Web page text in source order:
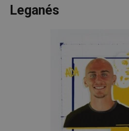
Leganés